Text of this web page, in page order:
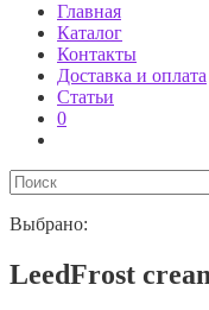
Главная
Каталог
Контакты
Доставка и оплата
Статьи
0
Выбрано:
LeedFrost